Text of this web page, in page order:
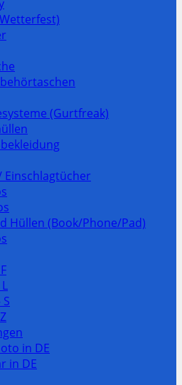
(Gurtfreak)
Einschlagtücher
Hüllen (Book/Phone/Pad)
in DE
in DE